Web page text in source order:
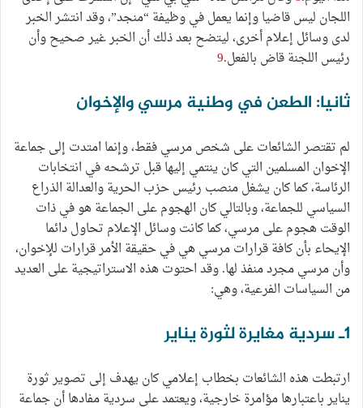
اللجان ليس قاضيا وإنما يعمل في وظيفة “منجد”، وقد انتشر الخبر
لدى وسائل إعلام أخرى، ليتضح بعد ذلك أن الخبر غير صحيح وأن
رئيس اللجنة قاض بالفعل.9
ثانيا: الطعن في وطنية مرسي والإخوان
لم تقتصر الشائعات على شخص مرسي فقط، وإنما امتدت إلى جماعة
الإخوان المسلمين التي كان ينتمي إليها قبل ترشحه في انتخابات
الرئاسة، كما كان يشغل منصب رئيس حزب الحرية والعدالة الذراع
السياسي للجماعة، وبالتالي كان الهجوم على الجماعة هو في ذات
الوقت هجوم على مرسي، كما كانت وسائل الإعلام تحاول دائما
الإيحاء بأن كافة قرارات مرسي هي في حقيقة الأمر قرارات للإخوان،
وأن مرسي مجرد منفذ لها. وقد احتوت هذه الاستراتيجية على العديد
من السياسات الفرعية، وهي:
1ـ سردية مغايرة لثورة يناير
ارتبطت هذه الشائعات بخطاب إعلامي كان يهدف إلى تصوير ثورة
يناير باعتبارها مؤامرة خارجية، ويعتمد على سردية مفادها أن جماعة